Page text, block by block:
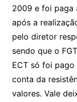
2009 e foi paga
após a
pelo diretor
sendo que o
ECT só foi
conta da
valores. Vale